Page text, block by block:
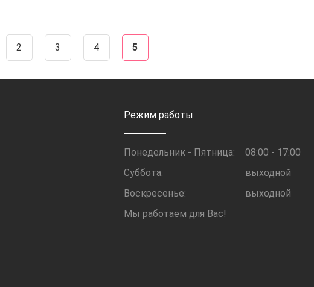
2 3 4 5
Режим работы
Понедельник - Пятница:
08:00 - 17:00
Суббота:
выходной
Воскресенье:
выходной
Мы работаем для Вас!